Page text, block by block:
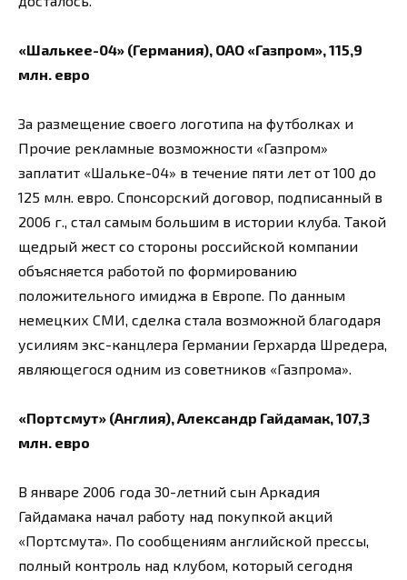
«Шалькее-04» (Германия), ОАО «Газпром», 115,9
млн. евро
За размещение своего логотипа на футболках и
Прочие рекламные возможности «Газпром»
заплатит «Шальке-04» в течение пяти лет от 100 до
125 млн. евро. Спонсорский договор, подписанный в
2006 г., стал самым большим в истории клуба. Такой
щедрый жест со стороны российской компании
объясняется работой по формированию
положительного имиджа в Европе. По данным
немецких СМИ, сделка стала возможной благодаря
усилиям экс-канцлера Германии Герхарда Шредера,
являющегося одним из советников «Газпрома».
«Портсмут» (Англия), Александр Гайдамак, 107,3
млн. евро
В январе 2006 года 30-летний сын Аркадия
Гайдамака начал работу над покупкой акций
«Портсмута». По сообщениям английской прессы,
полный контроль над клубом, который сегодня